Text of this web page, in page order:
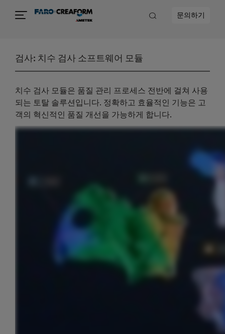
문의하기
검사: 치수 검사 소프트웨어 모듈
치수 검사 모듈은 품질 관리 프로세스 전반에 걸쳐 사용
되는 토탈 솔루션입니다. 정확하고 효율적인 기능은 고
객의 혁신적인 품질 개선을 가능하게 합니다.